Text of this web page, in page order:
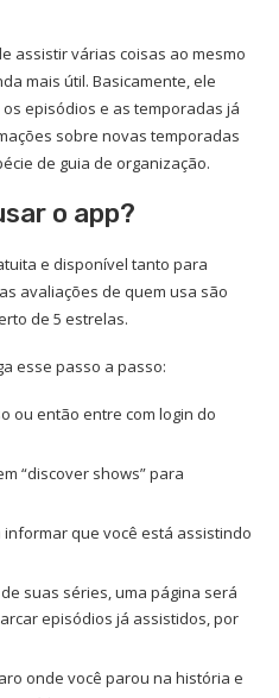
assistir várias coisas ao mesmo
mais útil. Basicamente, ele
episódios e as temporadas já
sobre novas temporadas
de guia de organização.
o app?
e disponível tanto para
avaliações de quem usa são
de 5 estrelas.
esse passo a passo:
ou então entre com login do
“discover shows” para
que você está assistindo
suas séries, uma página será
episódios já assistidos, por
onde você parou na história e